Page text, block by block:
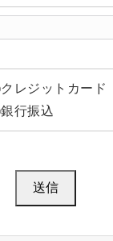
クレジットカード
銀行振込